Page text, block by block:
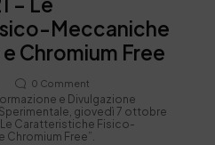
Meccaniche
Chromium Free
0 Comment
e Divulgazione
giovedì 7 ottobre
Caratteristiche Fisico-
Chromium Free”.